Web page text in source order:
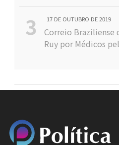
17 DE OUTUBRO DE 2019
Correio Braziliense
Ruy por Médicos